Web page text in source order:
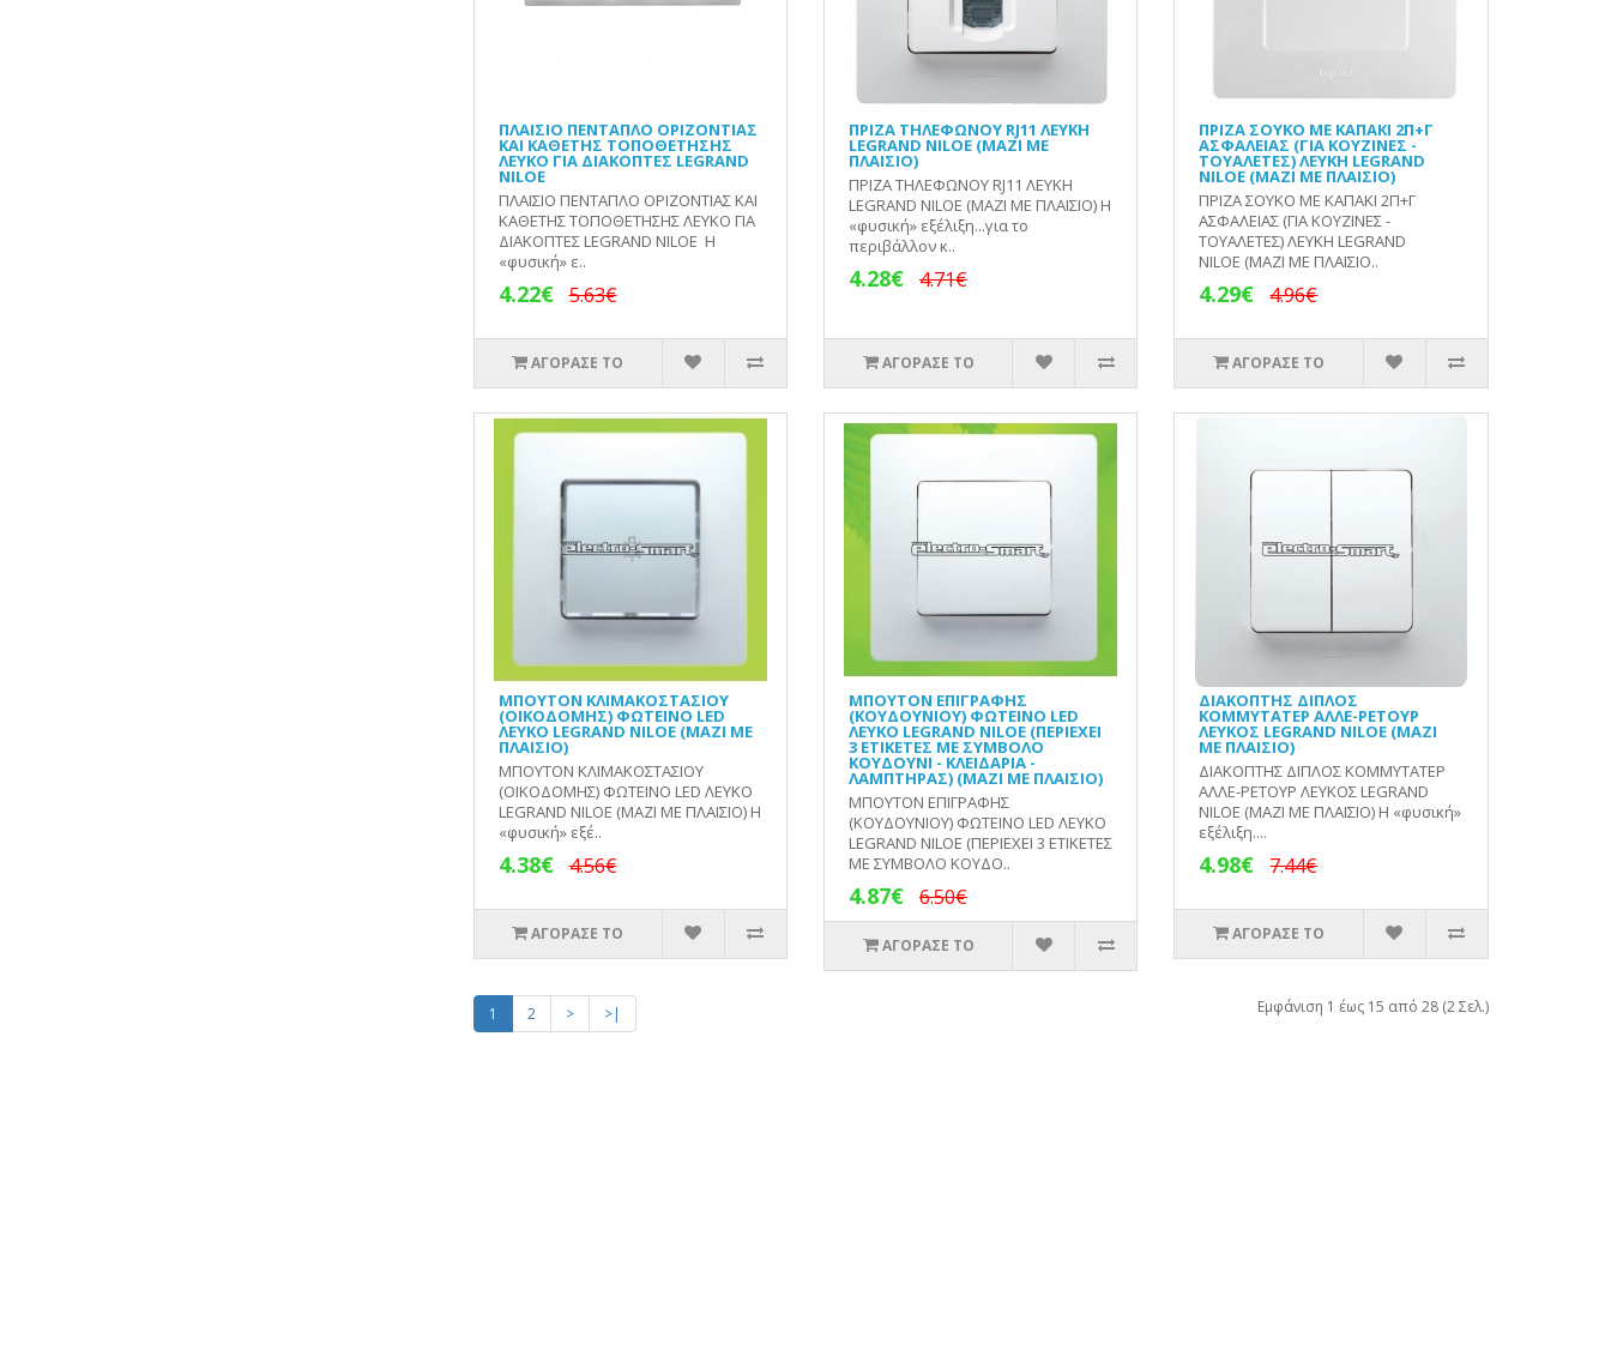
ΠΛΑΙΣΙΟ ΠΕΝΤΑΠΛΟ ΟΡΙΖΟΝΤΙΑΣ
ΚΑΙ ΚΑΘΕΤΗΣ ΤΟΠΟΘΕΤΗΣΗΣ
ΛΕΥΚΟ ΓΙΑ ΔΙΑΚΟΠΤΕΣ LEGRAND
NILOE
ΠΛΑΙΣΙΟ ΠΕΝΤΑΠΛΟ ΟΡΙΖΟΝΤΙΑΣ ΚΑΙ
ΚΑΘΕΤΗΣ ΤΟΠΟΘΕΤΗΣΗΣ ΛΕΥΚΟ ΓΙΑ
ΔΙΑΚΟΠΤΕΣ LEGRAND NILOE Η
«φυσική» ε..
4.22€ 5.63€
ΑΓΟΡΑΣΕ ΤΟ
ΠΡΙΖΑ ΤΗΛΕΦΩΝΟΥ RJ11 ΛΕΥΚΗ
LEGRAND NILOE (ΜΑΖΙ ΜΕ
ΠΛΑΙΣΙΟ)
ΠΡΙΖΑ ΤΗΛΕΦΩΝΟΥ RJ11 ΛΕΥΚΗ
LEGRAND NILOE (ΜΑΖΙ ΜΕ ΠΛΑΙΣΙΟ) Η
«φυσική» εξέλιξη...για το
περιβάλλον κ..
4.28€ 4.71€
ΑΓΟΡΑΣΕ ΤΟ
ΠΡΙΖΑ ΣΟΥΚΟ ΜΕ ΚΑΠΑΚΙ 2Π+Γ
ΑΣΦΑΛΕΙΑΣ (ΓΙΑ ΚΟΥΖΙΝΕΣ -
ΤΟΥΑΛΕΤΕΣ) ΛΕΥΚΗ LEGRAND
NILOE (ΜΑΖΙ ΜΕ ΠΛΑΙΣΙΟ)
ΠΡΙΖΑ ΣΟΥΚΟ ΜΕ ΚΑΠΑΚΙ 2Π+Γ
ΑΣΦΑΛΕΙΑΣ (ΓΙΑ ΚΟΥΖΙΝΕΣ -
ΤΟΥΑΛΕΤΕΣ) ΛΕΥΚΗ LEGRAND
NILOE (ΜΑΖΙ ΜΕ ΠΛΑΙΣΙΟ..
4.29€ 4.96€
ΑΓΟΡΑΣΕ ΤΟ
ΜΠΟΥΤΟΝ ΚΛΙΜΑΚΟΣΤΑΣΙΟΥ
(ΟΙΚΟΔΟΜΗΣ) ΦΩΤΕΙΝΟ LED
ΛΕΥΚΟ LEGRAND NILOE (ΜΑΖΙ ΜΕ
ΠΛΑΙΣΙΟ)
ΜΠΟΥΤΟΝ ΚΛΙΜΑΚΟΣΤΑΣΙΟΥ
(ΟΙΚΟΔΟΜΗΣ) ΦΩΤΕΙΝΟ LED ΛΕΥΚΟ
LEGRAND NILOE (ΜΑΖΙ ΜΕ ΠΛΑΙΣΙΟ) Η
«φυσική» εξέ..
4.38€ 4.56€
ΑΓΟΡΑΣΕ ΤΟ
ΜΠΟΥΤΟΝ ΕΠΙΓΡΑΦΗΣ
(ΚΟΥΔΟΥΝΙΟΥ) ΦΩΤΕΙΝΟ LED
ΛΕΥΚΟ LEGRAND NILOE (ΠΕΡΙΕΧΕΙ
3 ΕΤΙΚΕΤΕΣ ΜΕ ΣΥΜΒΟΛΟ
ΚΟΥΔΟΥΝΙ - ΚΛΕΙΔΑΡΙΑ -
ΛΑΜΠΤΗΡΑΣ) (ΜΑΖΙ ΜΕ ΠΛΑΙΣΙΟ)
ΜΠΟΥΤΟΝ ΕΠΙΓΡΑΦΗΣ
(ΚΟΥΔΟΥΝΙΟΥ) ΦΩΤΕΙΝΟ LED ΛΕΥΚΟ
LEGRAND NILOE (ΠΕΡΙΕΧΕΙ 3 ΕΤΙΚΕΤΕΣ
ΜΕ ΣΥΜΒΟΛΟ ΚΟΥΔΟ..
4.87€ 6.50€
ΑΓΟΡΑΣΕ ΤΟ
ΔΙΑΚΟΠΤΗΣ ΔΙΠΛΟΣ
ΚΟΜΜΥΤΑΤΕΡ ΑΛΛΕ-ΡΕΤΟΥΡ
ΛΕΥΚΟΣ LEGRAND NILOE (ΜΑΖΙ
ΜΕ ΠΛΑΙΣΙΟ)
ΔΙΑΚΟΠΤΗΣ ΔΙΠΛΟΣ ΚΟΜΜΥΤΑΤΕΡ
ΑΛΛΕ-ΡΕΤΟΥΡ ΛΕΥΚΟΣ LEGRAND
NILOE (ΜΑΖΙ ΜΕ ΠΛΑΙΣΙΟ) Η «φυσική»
εξέλιξη....
4.98€ 7.44€
ΑΓΟΡΑΣΕ ΤΟ
1 2 > >| Εμφάνιση 1 έως 15 από 28 (2 Σελ.)